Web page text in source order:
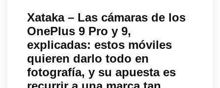
Xataka – Las cámaras de los
OnePlus 9 Pro y 9,
explicadas: estos móviles
quieren darlo todo en
fotografía, y su apuesta es